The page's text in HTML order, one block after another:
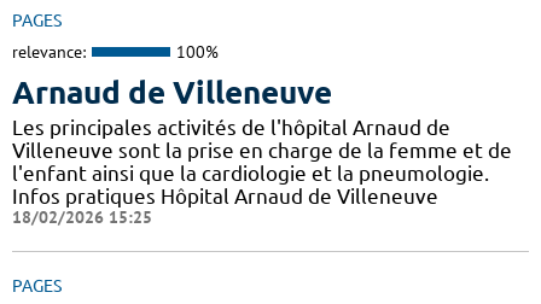
PAGES
relevance: 100%
Arnaud de Villeneuve
Les principales activités de l'hôpital Arnaud de
Villeneuve sont la prise en charge de la femme et de
l'enfant ainsi que la cardiologie et la pneumologie.
Infos pratiques Hôpital Arnaud de Villeneuve
18/02/2026 15:25
PAGES